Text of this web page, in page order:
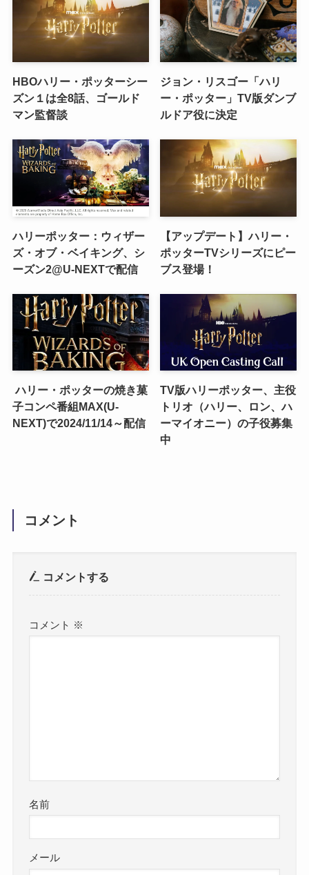
HBOハリー・ポッターシー
ズン１は全8話、ゴールド
マン監督談
ジョン・リスゴー「ハリ
ー・ポッター」TV版ダンブ
ルドア役に決定
ハリーポッター：ウィザー
ズ・オブ・ベイキング、シ
ーズン2@U-NEXTで配信
【アップデート】ハリー・
ポッターTVシリーズにピー
ブス登場！
ハリー・ポッターの焼き菓
子コンペ番組MAX(U-
NEXT)で2024/11/14～配信
TV版ハリーポッター、主役
トリオ（ハリー、ロン、ハ
ーマイオニー）の子役募集
中
コメント
コメントする
コメント ※
名前
メール